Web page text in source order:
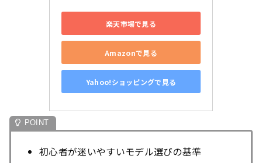
楽天市場で見る
Amazonで見る
Yahoo!ショッピングで見る
初心者が迷いやすいモデル選びの基準